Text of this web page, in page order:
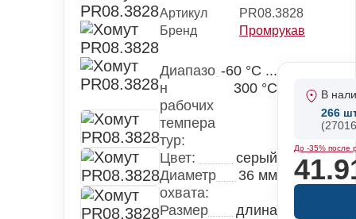
Артикул
PR08.3828
Бренд
Промрукав
Диапазо
н
рабочих
темпера
тур:
-60 °С ...
300 °С
Цвет:
серый
Диаметр
охвата:
36 мм
Размер
длина
В
266
До -35% после